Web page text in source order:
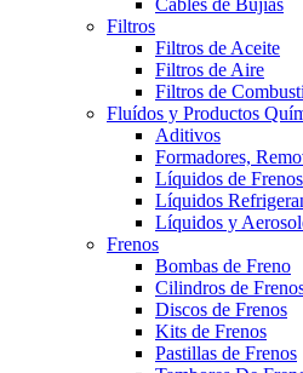
Cables de Bujías
Filtros
Filtros de Aceite
Filtros de Aire
Filtros de
Fluídos y Productos
Aditivos
Formadores,
Líquidos de Frenos
Líquidos
Líquidos y
Frenos
Bombas de Freno
Cilindros de
Discos de Frenos
Kits de Frenos
Pastillas de Frenos